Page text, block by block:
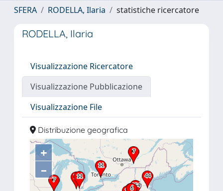
SFERA RODELLA, Ilaria statistiche ricercatore
RODELLA, Ilaria
Visualizzazione Ricercatore
Visualizzazione Pubblicazione
Visualizzazione File
Distribuzione geografica
+
–